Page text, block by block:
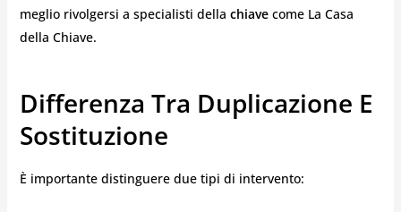
meglio rivolgersi a specialisti della chiavecome La Casa
della Chiave.
Differenza Tra Duplicazione E
Sostituzione
È importante distinguere due tipi di intervento: